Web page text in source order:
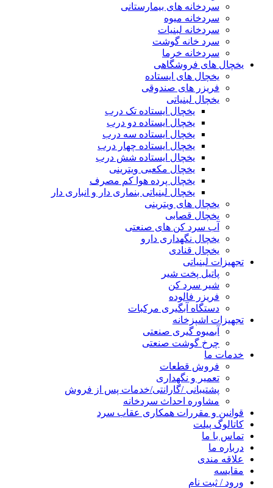
سردخانه های بیمارستانی
سردخانه میوه
سردخانه لبنیات
سرد خانه گوشت
سردخانه خرما
یخچال های فروشگاهی
یخچال های ایستاده
فریزر های صندوقی
یخچال لبنیاتی
یخچال ایستاده تک درب
یخچال ایستاده دو درب
یخچال ایستاده سه درب
یخچال ایستاده چهار درب
یخچال ایستاده شش درب
یخچال مکعبی ویترینی
یخچال پرده هوا کم مصرف
یخچال لبنیاتی بنماری دار و انباری دار
یخچال های ویترینی
یخچال قصابی
آب سرد کن های صنعتی
یخچال نگهداری دارو
یخچال قنادی
تجهیزات لبنیاتی
پاتیل پخت شیر
شیر سرد کن
فریزر فالوده
دستگاه آبگیری مرکبات
تجهیزات اشپزخانه
آبمیوه گیری صنعتی
چرخ گوشت صنعتی
خدمات ما
فروش قطعات
تعمیر و نگهداری
پشتیبانی /گارانتی/خدمات پس از فروش
مشاوره احداث سردخانه
قوانین و مقررات همکاری عقاب سرد
کاتالوگ پیلت
تماس با ما
درباره ما
علاقه مندی
مقایسه
ورود / ثبت نام